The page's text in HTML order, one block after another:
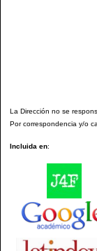
La Dirección no se
Por correspondencia y/o
Incluida en: